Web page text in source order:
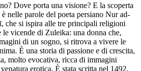
Dove porta una visione? E la scoperta
nelle parole del poeta persiano Nur ad-
che si ispira alle tre principali religioni
le vicende di Zuleika: una donna che,
di un sogno, si ritrova a vivere le
È una storia di passione e di crescita,
molto evocativa, ricca di immagini
erotica. È stata scritta nel 1492,